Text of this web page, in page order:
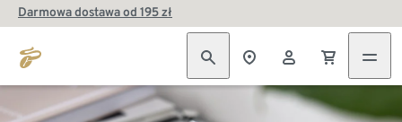
Darmowa dostawa od 195 zł